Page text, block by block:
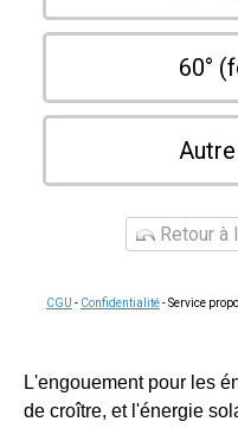
60°
Retour à
CGU - Confidentialité- Service
L'engouement pour les
de croître, et l'énergie